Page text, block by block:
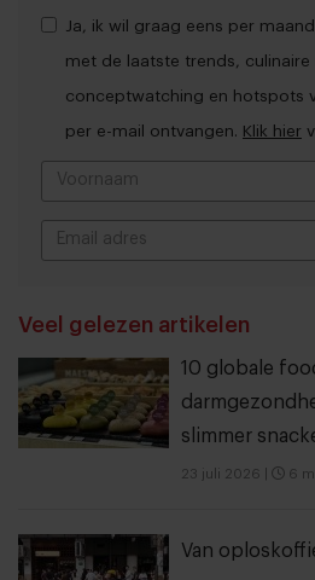
Ja, ik wil graag eens per
met de laatste trends, culinaire
conceptwatching en hotspots
per e-mail ontvangen. Klik hier
Veel gelezen artikelen
10 globale
slimmer
23 juli 2026 6
Van